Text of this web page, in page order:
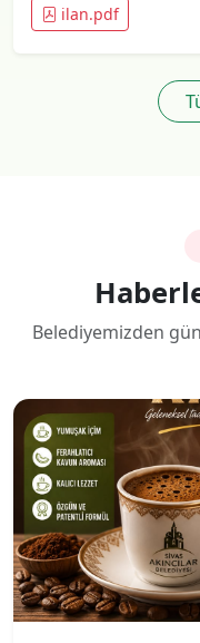
ilan.pdf
Belediyemizden